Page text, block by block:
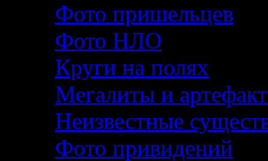
Фото пришельцев
Фото НЛО
Круги на полях
Мегалиты и
Неизвестные
Фото привидений